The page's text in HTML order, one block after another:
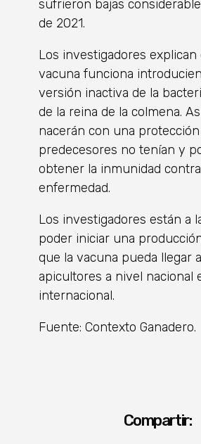
sufrieron bajas
de 2021.
Los investigadores explican
vacuna funciona
versión inactiva de la
de la reina de la colmena.
nacerán con una
predecesores no tenían y
obtener la inmunidad
enfermedad.
Los investigadores están a
poder iniciar una
que la vacuna pueda llegar
apicultores a nivel nacional
internacional.
Fuente: Contexto Ganadero.
Compartir: